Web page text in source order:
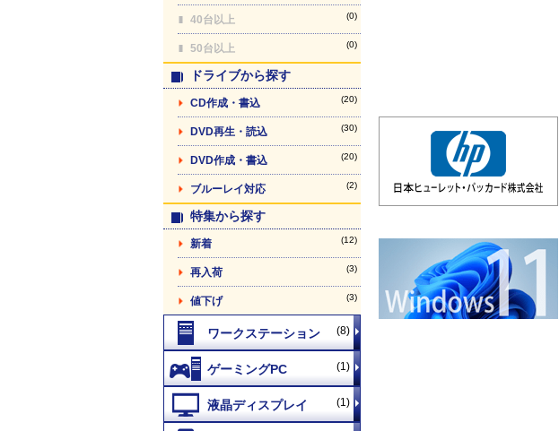
40台以上 (0)
50台以上 (0)
ドライブから探す
CD作成・書込 (20)
DVD再生・読込 (30)
DVD作成・書込 (20)
ブルーレイ対応 (2)
特集から探す
新着 (12)
再入荷 (3)
値下げ (3)
(8)
(1)
(1)